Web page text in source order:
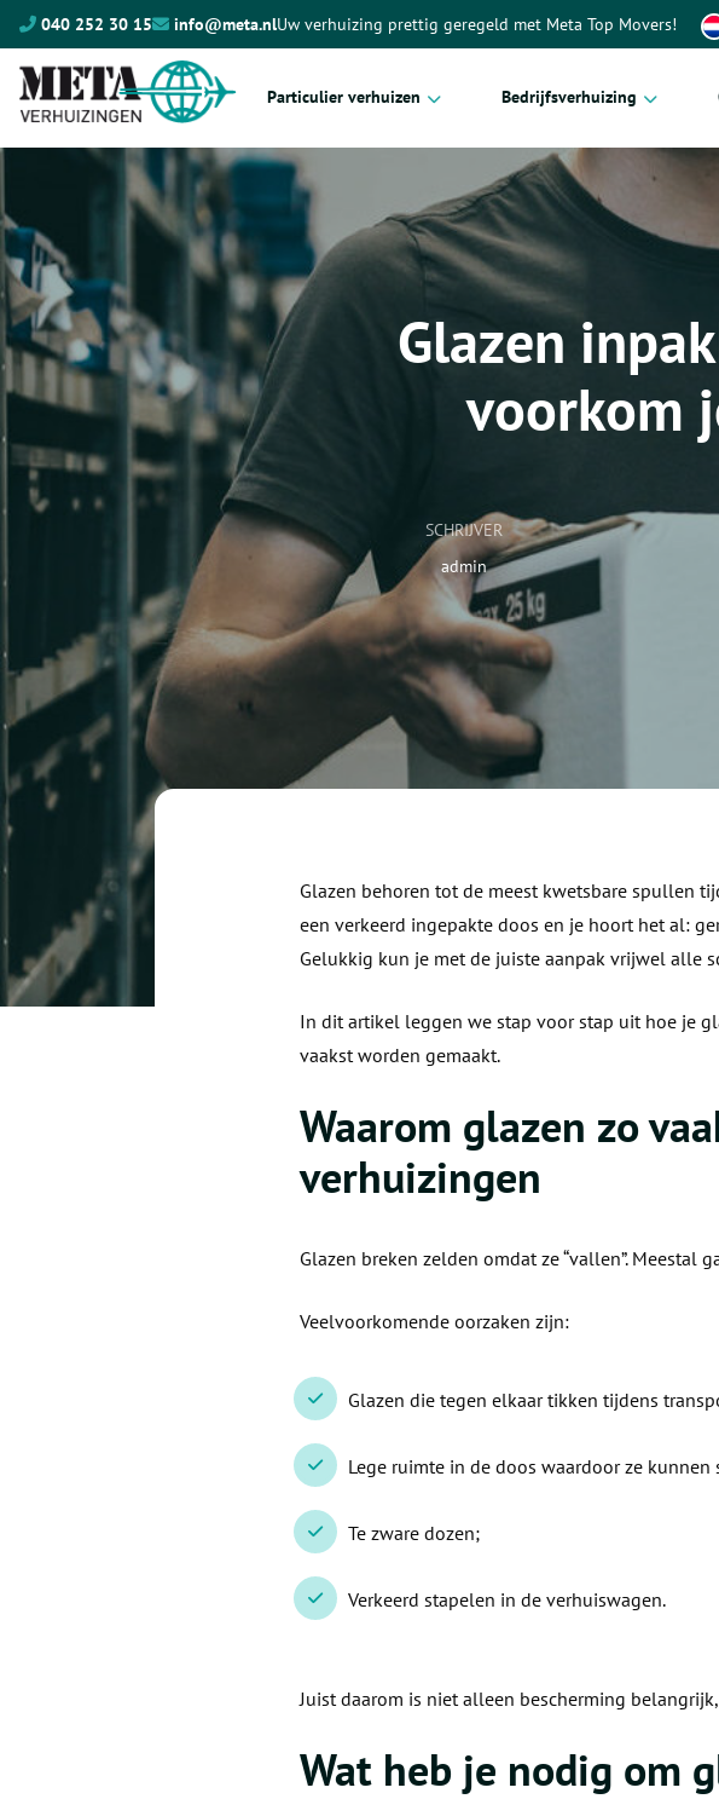
040 252 30 15 info@meta.nlUw verhuizing prettig geregeld met Meta Top Movers!
Particulier verhuizen
Complete verhuizing
Meubeltransport
Internationaal verhuizen
Kosten verhuizing
Bedrijfsverhuizing
Kantoren
Projectverhuizing
Verhuiscoördinator
Archiefverhuizing
Horeca
Ziekenhuizen
Scholen
Winkels
Glazen
voorkom
SCHRIJVER
admin
Glazen behoren tot de meest kwetsbare spullen
een verkeerd ingepakte doos en je hoort het al:
Gelukkig kun je met de juiste aanpak vrijwel alle
In dit artikel leggen we stap voor stap uit hoe je
vaakst worden gemaakt.
Waarom glazen zo
verhuizingen
Glazen breken zelden omdat ze “vallen”.
Veelvoorkomende oorzaken zijn:
Glazen die tegen elkaar tikken tijdens
Lege ruimte in de doos waardoor ze kunnen
Te zware dozen;
Verkeerd stapelen in de verhuiswagen.
Juist daarom is niet alleen bescherming
Wat heb je nodig om